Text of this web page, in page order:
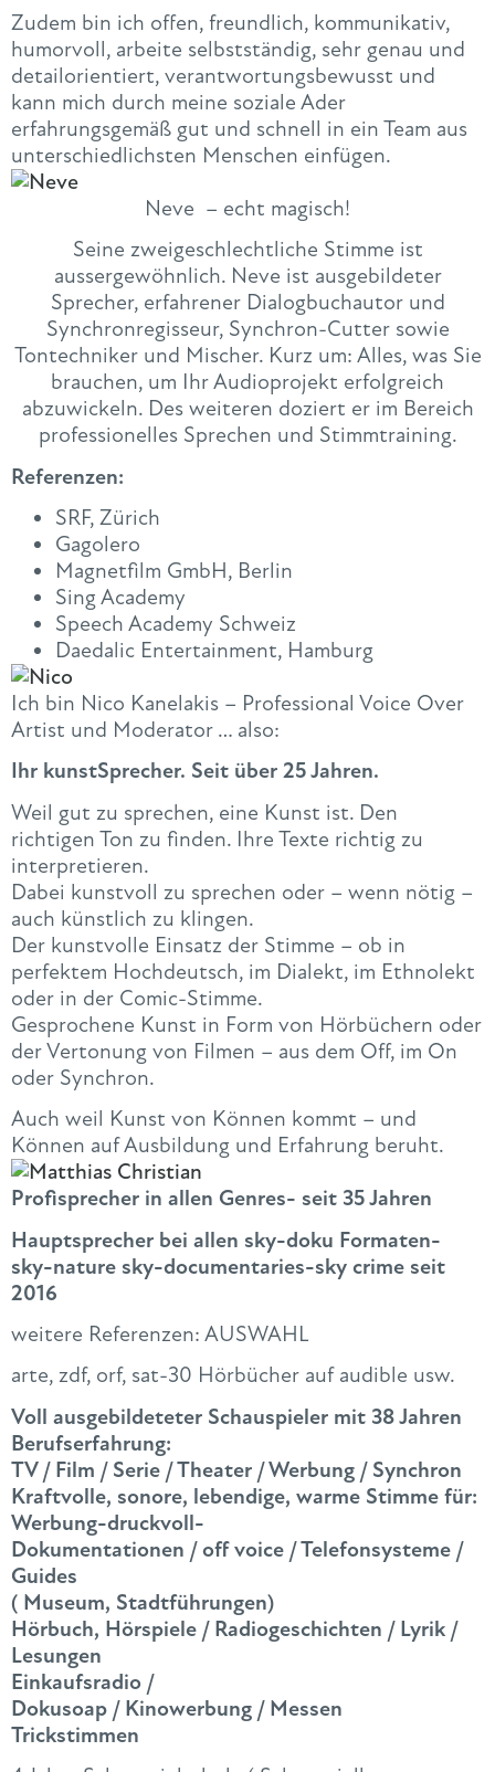
Zudem bin ich offen, freundlich, kommunikativ,
humorvoll, arbeite selbstständig, sehr genau und
detailorientiert, verantwortungsbewusst und
kann mich durch meine soziale Ader
erfahrungsgemäß gut und schnell in ein Team aus
unterschiedlichsten Menschen einfügen.
Neve – echt magisch!
Seine zweigeschlechtliche Stimme ist
aussergewöhnlich. Neve ist ausgebildeter
Sprecher, erfahrener Dialogbuchautor und
Synchronregisseur, Synchron-Cutter sowie
Tontechniker und Mischer. Kurz um: Alles, was Sie
brauchen, um Ihr Audioprojekt erfolgreich
abzuwickeln. Des weiteren doziert er im Bereich
professionelles Sprechen und Stimmtraining.
Referenzen:
SRF, Zürich
Gagolero
Magnetfilm GmbH, Berlin
Sing Academy
Speech Academy Schweiz
Daedalic Entertainment, Hamburg
Ich bin Nico Kanelakis – Professional Voice Over
Artist und Moderator … also:
Ihr kunstSprecher. Seit über 25 Jahren.
Weil gut zu sprechen, eine Kunst ist. Den
richtigen Ton zu finden. Ihre Texte richtig zu
interpretieren.
Dabei kunstvoll zu sprechen oder – wenn nötig –
auch künstlich zu klingen.
Der kunstvolle Einsatz der Stimme – ob in
perfektem Hochdeutsch, im Dialekt, im Ethnolekt
oder in der Comic-Stimme.
Gesprochene Kunst in Form von Hörbüchern oder
der Vertonung von Filmen – aus dem Off, im On
oder Synchron.
Auch weil Kunst von Können kommt – und
Können auf Ausbildung und Erfahrung beruht.
Profisprecher in allen Genres- seit 35 Jahren
Hauptsprecher bei allen sky-doku Formaten-
sky-nature sky-documentaries-sky crime seit
2016
weitere Referenzen: AUSWAHL
arte, zdf, orf, sat-30 Hörbücher auf audible usw.
Voll ausgebildeteter Schauspieler mit 38 Jahren
Berufserfahrung:
TV / Film / Serie / Theater / Werbung / Synchron
Kraftvolle, sonore, lebendige, warme Stimme für:
Werbung-druckvoll-
Dokumentationen / off voice / Telefonsysteme /
Guides
( Museum, Stadtführungen)
Hörbuch, Hörspiele / Radiogeschichten / Lyrik /
Lesungen
Einkaufsradio /
Dokusoap / Kinowerbung / Messen
Trickstimmen